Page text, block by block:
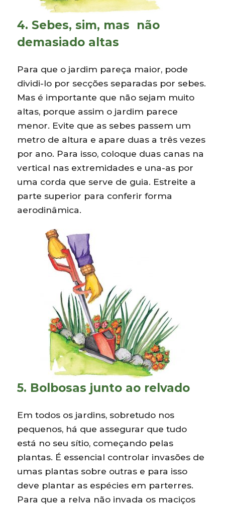
4. Sebes, sim, mas não
demasiado altas
Para que o jardim pareça maior, pode
dividi-lo por secções separadas por sebes.
Mas é importante que não sejam muito
altas, porque assim o jardim parece
menor. Evite que as sebes passem um
metro de altura e apare duas a três vezes
por ano. Para isso, coloque duas canas na
vertical nas extremidades e una-as por
uma corda que serve de guia. Estreite a
parte superior para conferir forma
aerodinâmica.
5. Bolbosas junto ao relvado
Em todos os jardins, sobretudo nos
pequenos, há que assegurar que tudo
está no seu sítio, começando pelas
plantas. É essencial controlar invasões de
umas plantas sobre outras e para isso
deve plantar as espécies em parterres.
Para que a relva não invada os maciços